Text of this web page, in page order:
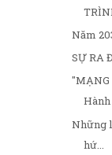
Năm
SỰ RA
"MẠNG
Những
hứ...